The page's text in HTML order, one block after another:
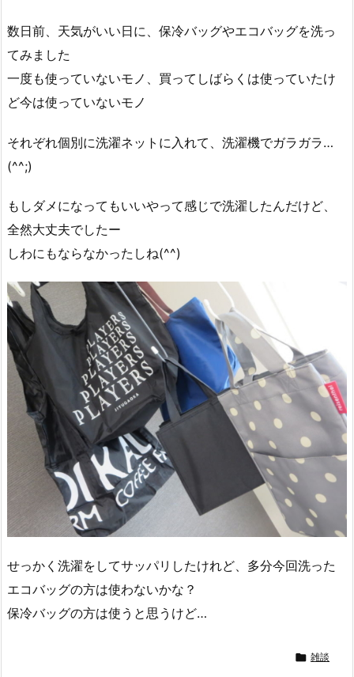
数日前、天気がいい日に、保冷バッグやエコバッグを洗っ
てみました
一度も使っていないモノ、買ってしばらくは使っていたけ
ど今は使っていないモノ
それぞれ個別に洗濯ネットに入れて、洗濯機でガラガラ…
(^^;)
もしダメになってもいいやって感じで洗濯したんだけど、
全然大丈夫でしたー
しわにもならなかったしね(^^)
せっかく洗濯をしてサッパリしたけれど、多分今回洗った
エコバッグの方は使わないかな？
保冷バッグの方は使うと思うけど…
 雑談